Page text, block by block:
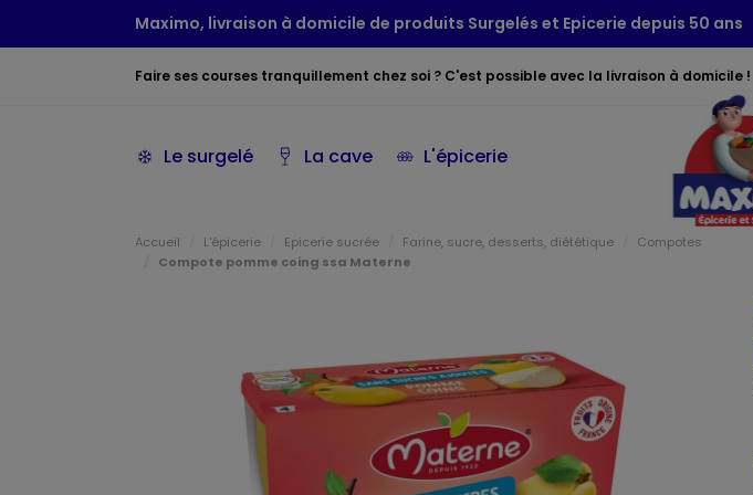
Maximo, livraison à domicile de produits Surgelés et Epicerie depuis 50 ans
Faire ses courses tranquillement chez soi ? C'est possible avec la livraison à domicile !
Le surgelé La cave L'épicerie
Accueil L'épicerie Epicerie sucrée Farine, sucre, desserts, diététique
Compotes
Compote pomme coing ssa Materne